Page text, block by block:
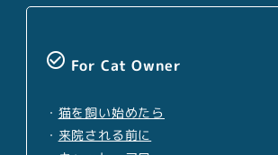
check_circle_outline For Cat Owner
・ 猫を飼い始めたら
・ 来院される前に